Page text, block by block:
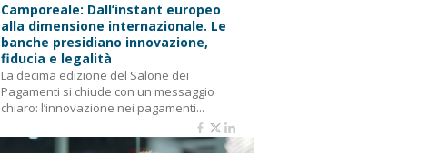
Camporeale: Dall’instant europeo
alla dimensione internazionale. Le
banche presidiano innovazione,
fiducia e legalità
La decima edizione del Salone dei
Pagamenti si chiude con un messaggio
chiaro: l’innovazione nei pagamenti...